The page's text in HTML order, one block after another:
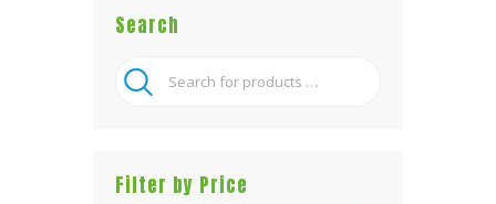
Search
Filter by Price